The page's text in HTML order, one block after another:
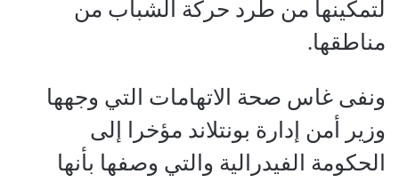
لتمكينها من طرد حركة الشباب من
مناطقها.
ونفى غاس صحة الاتهامات التي وجهها
وزير أمن إدارة بونتلاند مؤخرا إلى
الحكومة الفيدرالية والتي وصفها بأنها